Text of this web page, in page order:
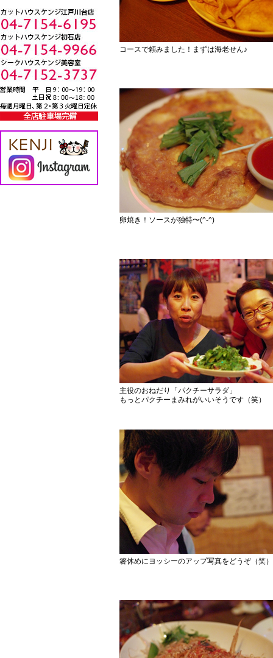
コースで頼みました！まずは海老せん♪
卵焼き！ソースが独特〜(^-^)
主役のおねだり「パクチーサラダ」
もっとパクチーまみれがいいそうです（笑）
箸休めにヨッシーのアップ写真をどうぞ（笑）